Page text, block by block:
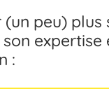
(un peu) plus
expertise
: